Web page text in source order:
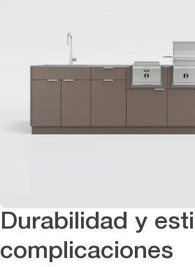
Durabilidad y
complicaciones